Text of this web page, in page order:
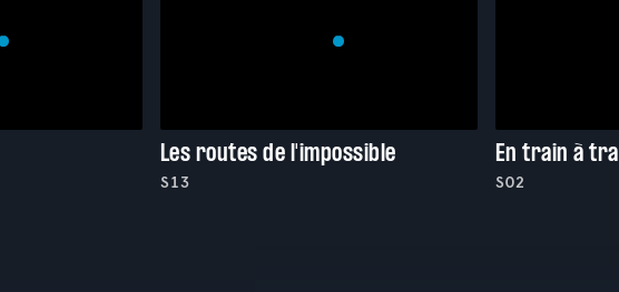
Les routes de l'impossible
S13
En train à
S02